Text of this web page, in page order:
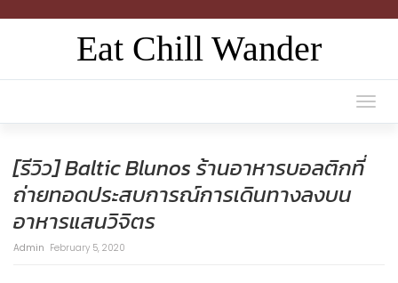
Eat Chill Wander
[รีวิว] Baltic Blunos ร้านอาหารบอลติกที่
ถ่ายทอดประสบการณ์การเดินทางลงบน
อาหารแสนวิจิตร
Admin February 5, 2020